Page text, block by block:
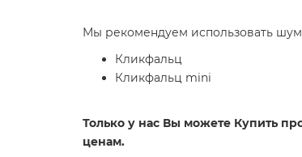
Мы рекомендуем использовать
Кликфальц
Кликфальц mini
Только у нас Вы можете Купить
ценам.